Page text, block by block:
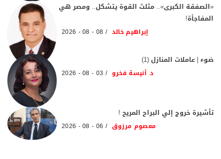
«الصفقة الكبرى».. مثلث القوة يتشكل.. ومصر هي
المفاجأة!
إبراهيم خالد 08 - 08 - 2026
ضوء | عاملات المنازل (1)
د. أنيسة فخرو 03 - 08 - 2026
تأشيرة خروج إلي البراح المريح !
معصوم مرزوق 06 - 08 - 2026